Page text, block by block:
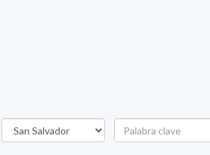
Departamento
Palabra
clave